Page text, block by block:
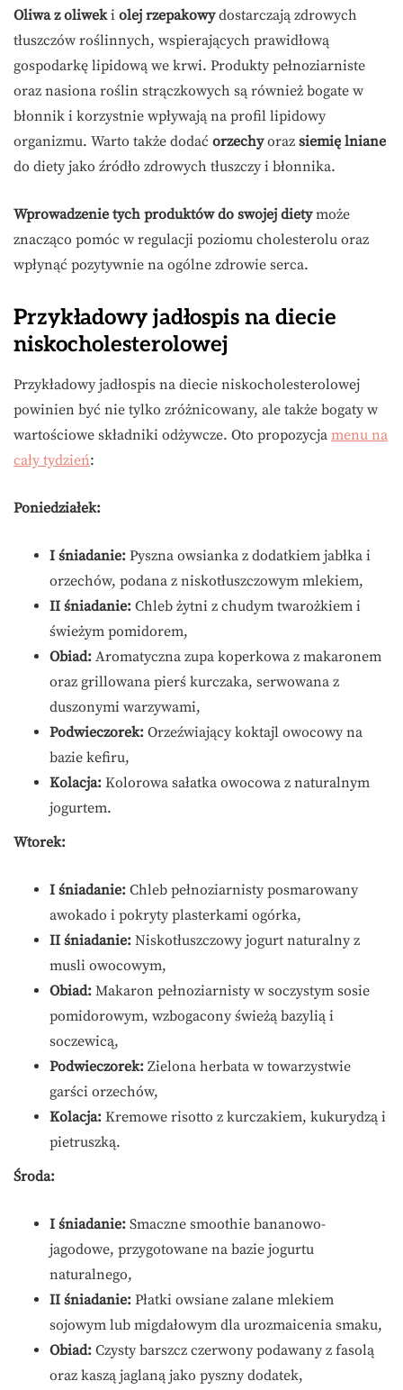
Oliwa z oliweki olej rzepakowydostarczają zdrowych
tłuszczów roślinnych, wspierających prawidłową
gospodarkę lipidową we krwi. Produkty pełnoziarniste
oraz nasiona roślin strączkowych są również bogate w
błonnik i korzystnie wpływają na profil lipidowy
organizmu. Warto także dodać orzechyoraz siemię lniane
do diety jako źródło zdrowych tłuszczy i błonnika.
Wprowadzenie tych produktów do swojej dietymoże
znacząco pomóc w regulacji poziomu cholesterolu oraz
wpłynąć pozytywnie na ogólne zdrowie serca.
Przykładowy jadłospis na diecie
niskocholesterolowej
Przykładowy jadłospis na diecie niskocholesterolowej
powinien być nie tylko zróżnicowany, ale także bogaty w
wartościowe składniki odżywcze. Oto propozycja menu na
cały tydzień:
Poniedziałek:
I śniadanie: Pyszna owsianka z dodatkiem jabłka i
orzechów, podana z niskotłuszczowym mlekiem,
II śniadanie: Chleb żytni z chudym twarożkiem i
świeżym pomidorem,
Obiad: Aromatyczna zupa koperkowa z makaronem
oraz grillowana pierś kurczaka, serwowana z
duszonymi warzywami,
Podwieczorek: Orzeźwiający koktajl owocowy na
bazie kefiru,
Kolacja: Kolorowa sałatka owocowa z naturalnym
jogurtem.
Wtorek:
I śniadanie: Chleb pełnoziarnisty posmarowany
awokado i pokryty plasterkami ogórka,
II śniadanie: Niskotłuszczowy jogurt naturalny z
musli owocowym,
Obiad: Makaron pełnoziarnisty w soczystym sosie
pomidorowym, wzbogacony świeżą bazylią i
soczewicą,
Podwieczorek: Zielona herbata w towarzystwie
garści orzechów,
Kolacja: Kremowe risotto z kurczakiem, kukurydzą i
pietruszką.
Środa:
I śniadanie: Smaczne smoothie bananowo-
jagodowe, przygotowane na bazie jogurtu
naturalnego,
II śniadanie: Płatki owsiane zalane mlekiem
sojowym lub migdałowym dla urozmaicenia smaku,
Obiad: Czysty barszcz czerwony podawany z fasolą
oraz kaszą jaglaną jako pyszny dodatek,